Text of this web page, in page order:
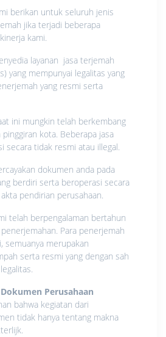
berikan untuk seluruh jenis
jika terjadi beberapa
kami.
layanan jasa terjemah
yang mempunyai legalitas yang
yang resmi serta
ini mungkin telah berkembang
kota. Beberapa jasa
secara tidak resmi atau illegal.
dokumen anda pada
berdiri serta beroperasi secara
pendirian perusahaan.
telah berpengalaman bertahun
Para penerjemah
semuanya merupakan
serta resmi yang dengan sah
Perusahaan
bahwa kegiatan dari
tidak hanya tentang makna